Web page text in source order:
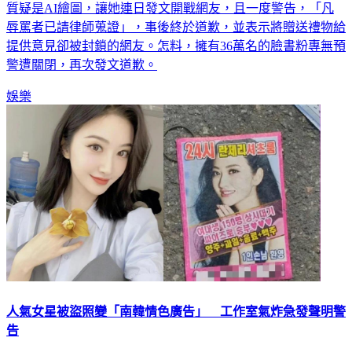
質疑是AI繪圖，讓她連日發文開戰網友，且一度警告，「凡
辱罵者已請律師蒐證」，事後終於道歉，並表示將贈送禮物給
提供意見卻被封鎖的網友。怎料，擁有36萬名的臉書粉專無預
警遭關閉，再次發文道歉。
娛樂
人氣女星被盜照變「南韓情色廣告」 工作室氣炸急發聲明警
告